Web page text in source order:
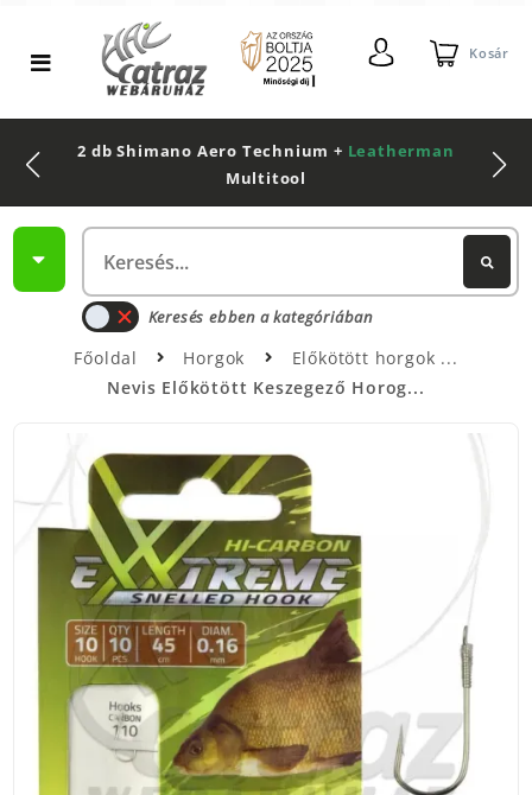
Kosár
2 db Shimano Aero Technium + Leatherman
Multitool
Keresés ebben a kategóriában
Főoldal Horgok
Előkötött horgok
Nevis Előkötött Keszegező Horog...